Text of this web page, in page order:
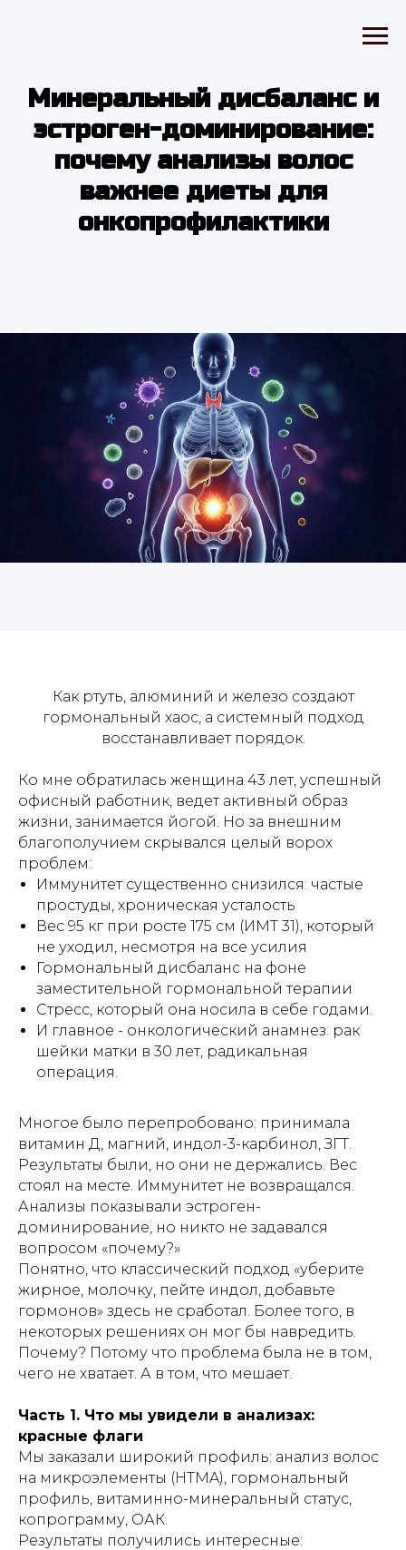
Минеральный дисбаланс и
эстроген-доминирование:
почему анализы волос
важнее диеты для
онкопрофилактики
Как ртуть, алюминий и железо создают
гормональный хаос, а системный подход
восстанавливает порядок.
Ко мне обратилась женщина 43 лет, успешный
офисный работник, ведет активный образ
жизни, занимается йогой. Но за внешним
благополучием скрывался целый ворох
проблем:
Иммунитет существенно снизился: частые
простуды, хроническая усталость
Вес 95 кг при росте 175 см (ИМТ 31), который
не уходил, несмотря на все усилия
Гормональный дисбаланс на фоне
заместительной гормональной терапии
Стресс, который она носила в себе годами.
И главное - онкологический анамнез: рак
шейки матки в 30 лет, радикальная
операция.
Многое было перепробовано: принимала
витамин Д, магний, индол-3-карбинол, ЗГТ.
Результаты были, но они не держались. Вес
стоял на месте. Иммунитет не возвращался.
Анализы показывали эстроген-
доминирование, но никто не задавался
вопросом «почему?»
Понятно, что классический подход «уберите
жирное, молочку, пейте индол, добавьте
гормонов» здесь не сработал. Более того, в
некоторых решениях он мог бы навредить.
Почему? Потому что проблема была не в том,
чего не хватает. А в том, что мешает.
Часть 1. Что мы увидели в анализах:
красные флаги
Мы заказали широкий профиль: анализ волос
на микроэлементы (HTMA), гормональный
профиль, витаминно-минеральный статус,
копрограмму, ОАК.
Результаты получились интересные: